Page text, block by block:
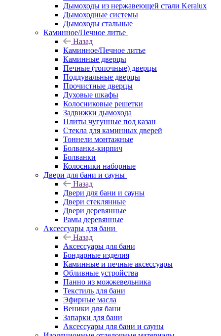
Дымоходы из нержавеющей стали Keralux
Дымоходные системы
Дымоходы стальные
Каминное/Печное литье
Назад
Каминное/Печное литье
Каминные дверцы
Печные (топочные) дверцы
Поддувальные дверцы
Прочистные дверцы
Духовые шкафы
Колосниковые решетки
Задвижки дымохода
Плиты чугунные под казан
Стекла для каминных дверей
Тоннели монтажные
Болванка-кирпич
Болванки
Колосники наборные
Двери для бани и сауны
Назад
Двери для бани и сауны
Двери стеклянные
Двери деревянные
Рамы деревянные
Аксессуары для бани
Назад
Аксессуары для бани
Бондарные изделия
Каминные и печные аксессуары
Обливные устройства
Панно из можжевельника
Текстиль для бани
Эфирные масла
Веники для бани
Запарки для бани
Аксессуары для бани и сауны